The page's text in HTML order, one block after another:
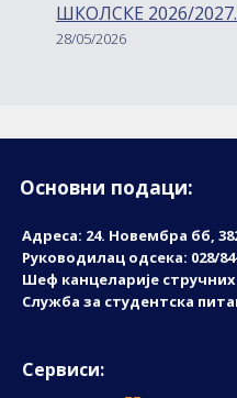
ШКОЛСКЕ 2026/
28/05/2026
Основни подаци:
Адреса: 24. Новембрa бб,
Руководилац одсека: 028/
Шеф канцеларије стручних
Служба за студентска
Сервиси: